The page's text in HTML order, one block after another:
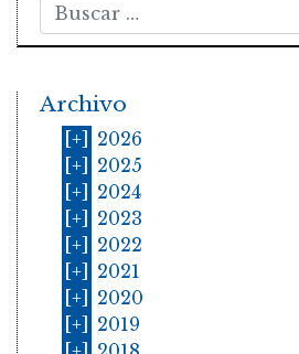
Buscar
Archivo
[+]
2026
[+]
2025
[+]
2024
[+]
2023
[+]
2022
[+]
2021
[+]
2020
[+]
2019